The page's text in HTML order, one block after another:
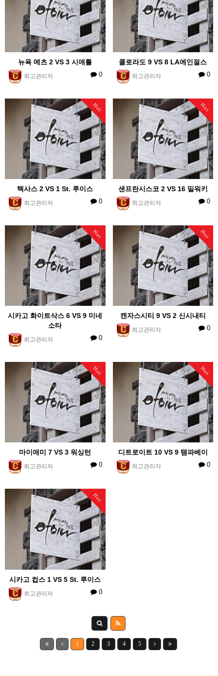
뉴욕 메츠 2 VS 3 시애틀
최고관리자 0
콜로라도 9 VS 8 LA에인절스
최고관리자 0
Hot
텍사스 2 VS 1 St. 루이스
최고관리자 0
Hot
샌프란시스코 2 VS 16 밀워키
최고관리자 0
Hot
시카고 화이트삭스 6 VS 9 미네
소타
최고관리자 0
Hot
캔자스시티 9 VS 2 신시내티
최고관리자 0
Hot
마이애미 7 VS 3 워싱턴
최고관리자 0
Hot
디트로이트 10 VS 9 탬파베이
최고관리자 0
Hot
시카고 컵스 1 VS 5 St. 루이스
최고관리자 0
1 2 3 4 5